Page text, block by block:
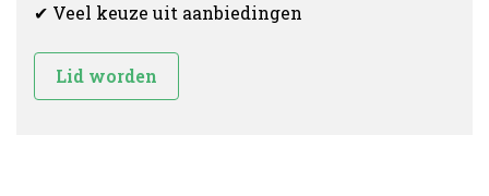
✔ Veel keuze uit aanbiedingen
Lid worden